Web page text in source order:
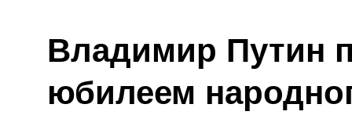
Владимир Путин
юбилеем